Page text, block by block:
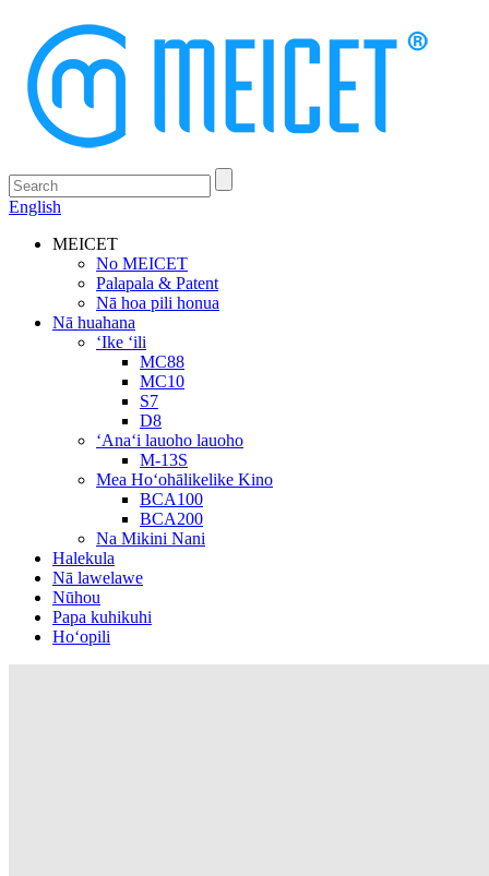
English
MEICET
No MEICET
Palapala & Patent
Nā hoa pili honua
Nā huahana
ʻIke ʻili
MC88
MC10
S7
D8
ʻAnaʻi lauoho lauoho
M-13S
Mea Hoʻohālikelike Kino
BCA100
BCA200
Na Mikini Nani
Halekula
Nā lawelawe
Nūhou
Papa kuhikuhi
Hoʻopili